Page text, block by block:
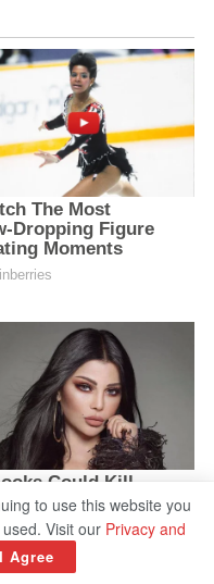
to use this website you
Visit our Privacy and
I Agree